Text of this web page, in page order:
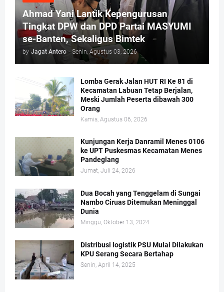
Ahmad Yani Lantik Kepengurusan
Tingkat DPW dan DPD Partai MASYUMI
se-Banten, Sekaligus Bimtek
by Jagat Antero - Senin, Agustus 03, 2026
Lomba Gerak Jalan HUT RI Ke 81 di
Kecamatan Labuan Tetap Berjalan,
Meski Jumlah Peserta dibawah 300
Orang
Kamis, Agustus 06, 2026
Kunjungan Kerja Danramil Menes 0106
ke UPT Puskesmas Kecamatan Menes
Pandeglang
Jumat, Juli 24, 2026
Dua Bocah yang Tenggelam di Sungai
Nambo Ciruas Ditemukan Meninggal
Dunia
Minggu, Oktober 13, 2024
Distribusi logistik PSU Mulai Dilakukan
KPU Serang Secara Bertahap
Senin, April 14, 2025